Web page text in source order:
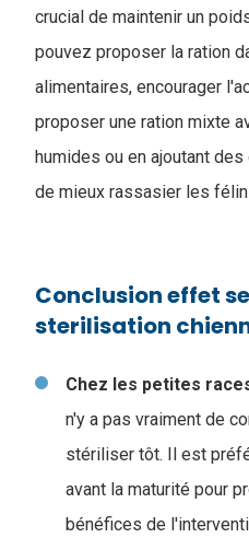
crucial de maintenir un
pouvez proposer la ration
alimentaires, encourager
proposer une ration mixte
humides ou en ajoutant
de mieux rassasier les
Conclusion effet
sterilisation
Chez les petites
n'y a pas vraiment de
stériliser tôt. Il est
avant la maturité pour
bénéfices de